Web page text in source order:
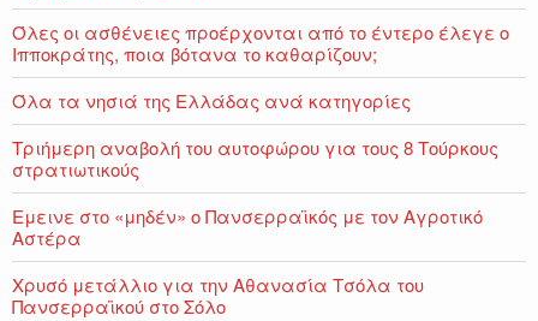
Όλες οι ασθένειες προέρχονται από το έντερο έλεγε ο
Ιπποκράτης, ποια βότανα το καθαρίζουν;
Όλα τα νησιά της Ελλάδας ανά κατηγορίες
Τριήμερη αναβολή του αυτοφώρου για τους 8 Τούρκους
στρατιωτικούς
Εμεινε στο «μηδέν» o Πανσερραϊκός με τον Αγροτικό
Αστέρα
Χρυσό μετάλλιο για την Αθανασία Τσόλα του
Πανσερραϊκού στο Σόλο